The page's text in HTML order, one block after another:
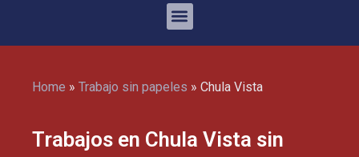
Home » Trabajo sin papeles » Chula Vista
Trabajos en Chula Vista sin